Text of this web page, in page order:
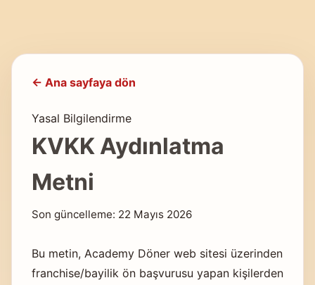
← Ana sayfaya dön
Yasal Bilgilendirme
KVKK Aydınlatma
Metni
Son güncelleme: 22 Mayıs 2026
Bu metin, Academy Döner web sitesi üzerinden
franchise/bayilik ön başvurusu yapan kişilerden